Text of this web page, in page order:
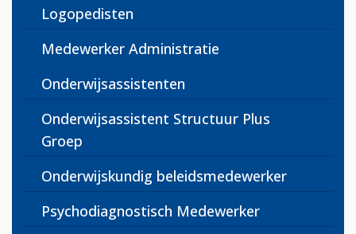
Logopedisten
Medewerker Administratie
Onderwijsassistenten
Onderwijsassistent Structuur Plus
Groep
Onderwijskundig beleidsmedewerker
Psychodiagnostisch Medewerker